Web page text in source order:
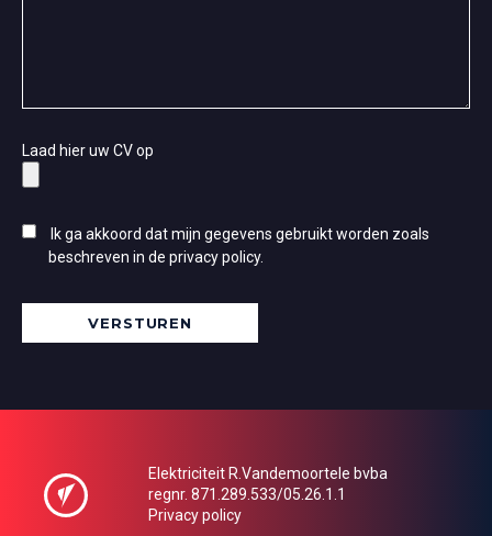
Laad hier uw CV op
Ik ga akkoord dat mijn gegevens gebruikt worden zoals
beschreven in de privacy policy.
VERSTUREN
Elektriciteit R.Vandemoortele bvba
regnr. 871.289.533/05.26.1.1
Privacy policy